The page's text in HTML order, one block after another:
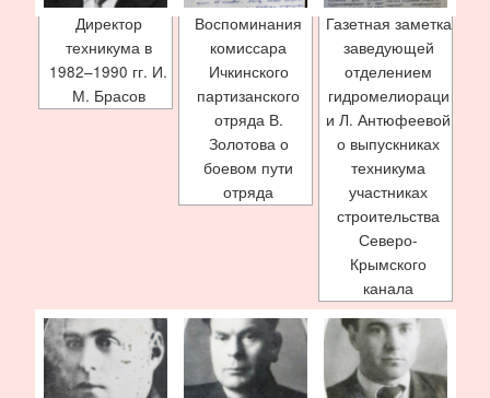
Директор
техникума в
1982–1990 гг. И.
М. Брасов
Воспоминания
комиссара
Ичкинского
партизанского
отряда В.
Золотова о
боевом пути
отряда
Газетная заметка
заведующей
отделением
гидромелиораци
и Л. Антюфеевой
о выпускниках
техникума
участниках
строительства
Северо-
Крымского
канала